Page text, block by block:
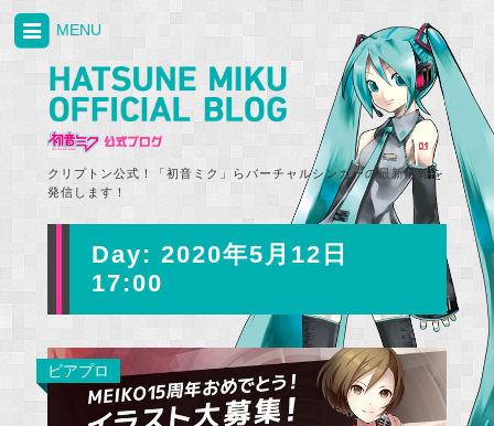
クリプトン公式！「初音ミク」らバーチャルシンガーの最新情報を
発信します！
MENU
Day: 2020年5月12日
17:00
ピアプロ